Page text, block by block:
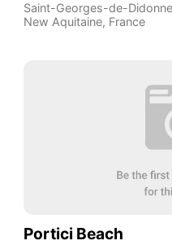
Saint-Georges-de-Didonne
New Aquitaine, France
Portici Beach